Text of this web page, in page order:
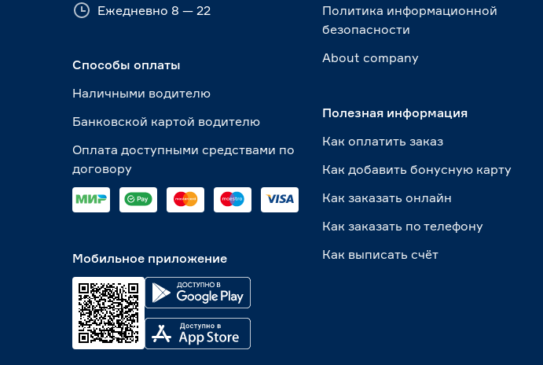
Ежедневно 8 — 22
Способы оплаты
Наличными водителю
Банковской картой водителю
Оплата доступными средствами по
договору
Мобильное приложение
Политика информационной
безопасности
About сompany
Полезная информация
Как оплатить заказ
Как добавить бонусную карту
Как заказать онлайн
Как заказать по телефону
Как выписать счёт